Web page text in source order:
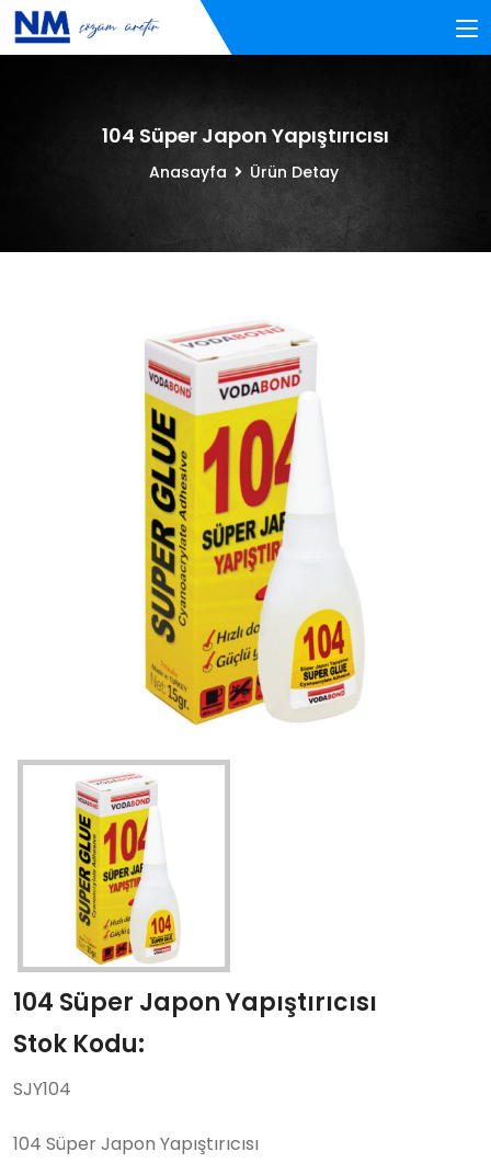
104 Süper Japon Yapıştırıcısı
Anasayfa Ürün Detay
104 Süper Japon Yapıştırıcısı
Stok Kodu:
SJY104
104 Süper Japon Yapıştırıcısı